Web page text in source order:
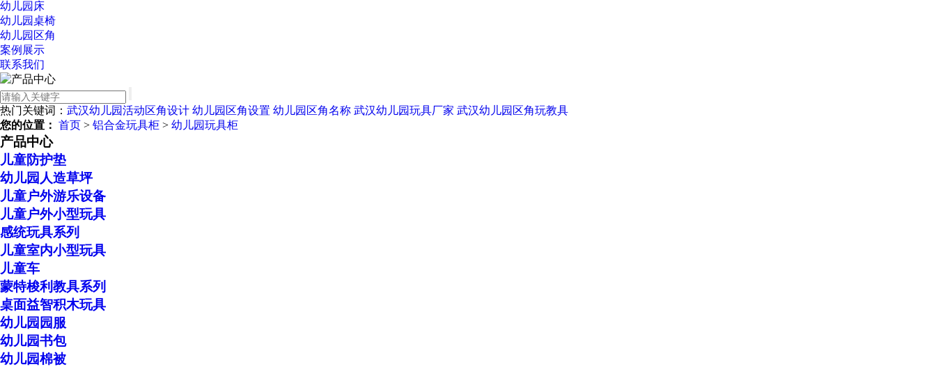
幼儿园床
幼儿园桌椅
幼儿园区角
案例展示
联系我们
热门关键词： 武汉幼儿园活动区角设计 幼儿园区角设置 幼儿园区角名称 武汉幼儿园玩具厂家 武汉幼儿园区角玩教具
您的位置： 首页 > 铝合金玩具柜 > 幼儿园玩具柜
产品中心
儿童防护垫
幼儿园人造草坪
儿童户外游乐设备
儿童户外小型玩具
感统玩具系列
儿童室内小型玩具
儿童车
蒙特梭利教具系列
桌面益智积木玩具
幼儿园园服
幼儿园书包
幼儿园棉被